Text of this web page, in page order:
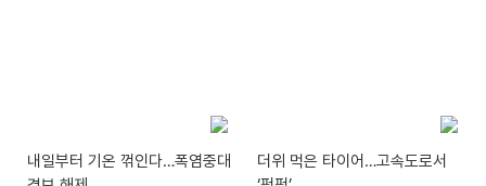
내일부터 기온 꺾인다…폭염중대
더위 먹은 타이어…고속도로서